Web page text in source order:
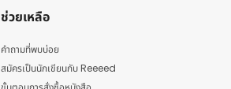
ช่วยเหลือ
คำถามที่พบบ่อย
สมัครเป็นนักเขียนกับ Reeeed